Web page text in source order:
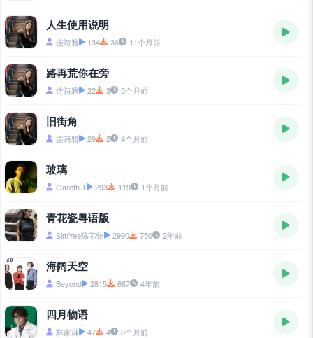
人生使用说明
连诗雅 134 36 11个月前
路再荒你在旁
连诗雅 22 3 5个月前
旧街角
连诗雅 29 2 4个月前
玻璃
Gareth.T 293 119 1个月前
青花瓷粤语版
SimYee陈芯怡 2990 750 2年前
海阔天空
Beyond 2815 667 4年前
四月物语
林家谦 47 4 8个月前